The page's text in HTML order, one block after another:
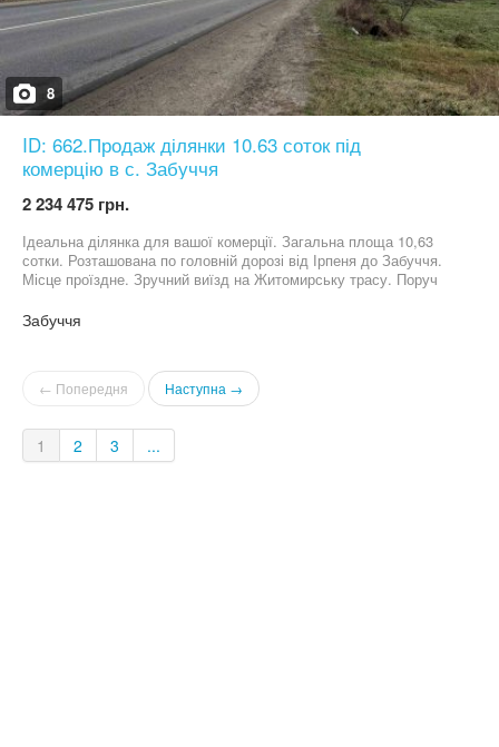
8
ID: 662.Продаж ділянки 10.63 соток під
комерцію в с. Забуччя
2 234 475 грн.
Ідеальна ділянка для вашої комерції. Загальна площа 10,63
сотки. Розташована по головній дорозі від Ірпеня до Забуччя.
Місце проїздне. Зручний виїзд на Житомирську трасу. Поруч
призначення ОСГ Ціна 50 000$ ID 662
Забуччя
← Попередня Наступна →
1 2 3 ...